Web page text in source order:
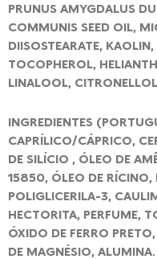
PRUNUS AMYGDALUS
COMMUNIS SEED OIL,
DIISOSTEARATE,
TOCOPHEROL,
LINALOOL,
INGREDIENTES
CAPRÍLICO/CÁPRICO,
DE SILÍCIO , ÓLEO DE
15850, ÓLEO DE RÍCINO,
POLIGLICERILA-3,
HECTORITA, PERFUME,
ÓXIDO DE FERRO
DE MAGNÉSIO, ALUMINA.